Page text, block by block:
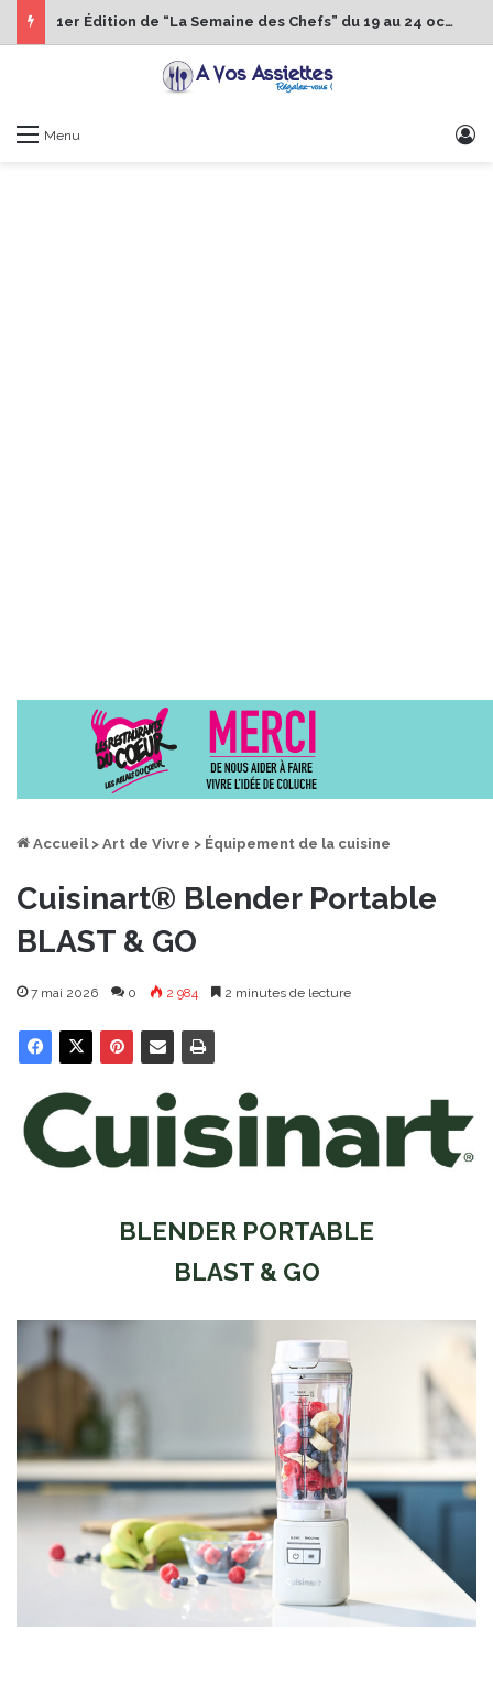
1er Édition de “La Semaine des Chefs” du 19 au 24 octobre 2026
Menu
Accueil > Art de Vivre > Équipement de la cuisine
Cuisinart® Blender Portable
BLAST & GO
7 mai 2026 0 2 984 2 minutes de lecture
BLENDER PORTABLE
BLAST & GO